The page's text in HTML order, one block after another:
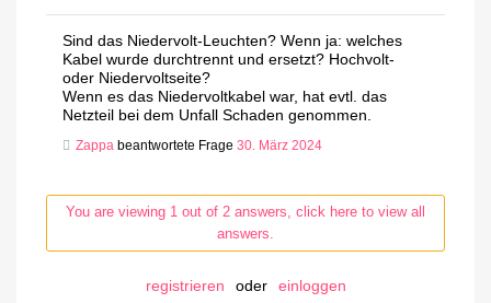
Sind das Niedervolt-Leuchten? Wenn ja: welches
Kabel wurde durchtrennt und ersetzt? Hochvolt-
oder Niedervoltseite?
Wenn es das Niedervoltkabel war, hat evtl. das
Netzteil bei dem Unfall Schaden genommen.
Zappa beantwortete Frage 30. März 2024
You are viewing 1 out of 2 answers, click here to view all
answers.
registrieren oder einloggen